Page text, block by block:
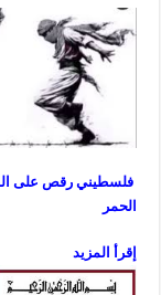
فلسطيني رقص على
الحمر
إقرأ المزيد